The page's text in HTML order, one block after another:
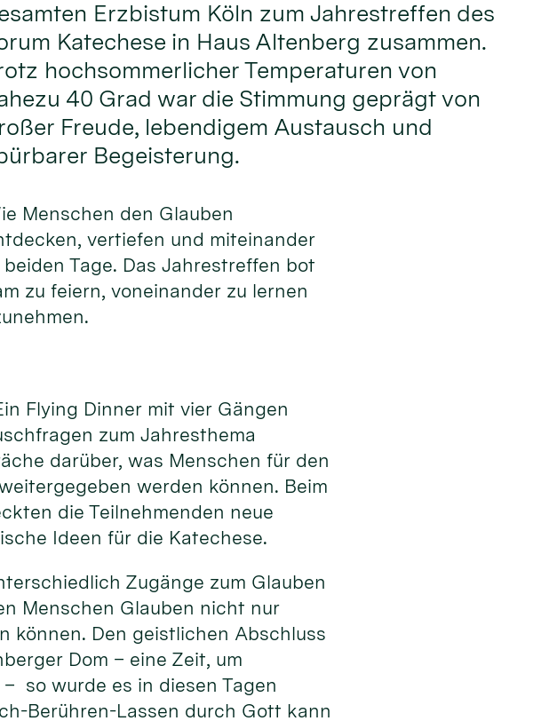
Erzbistum Köln zum Jahrestreffen des
Katechese in Haus Altenberg zusammen.
hochsommerlicher Temperaturen von
40 Grad war die Stimmung geprägt von
Freude, lebendigem Austausch und
Begeisterung.
Menschen den Glauben
vertiefen und miteinander
Tage. Das Jahrestreffen bot
zu feiern, voneinander zu lernen
Flying Dinner mit vier Gängen
zum Jahresthema
darüber, was Menschen für den
werden können. Beim
die Teilnehmenden neue
Ideen für die Katechese.
Zugänge zum Glauben
Menschen Glauben nicht nur
können. Den geistlichen Abschluss
Dom – eine Zeit, um
so wurde es in diesen Tagen
Berühren-Lassen durch Gott kann